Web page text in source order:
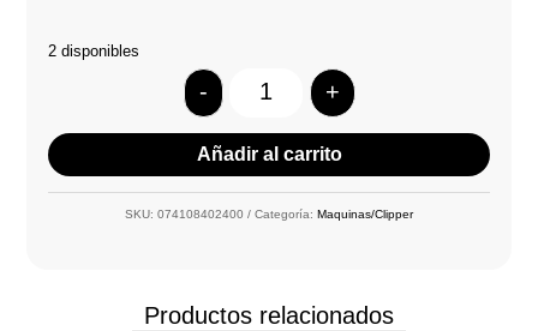
2 disponibles
Quantity
- +
Añadir al carrito
SKU: 074108402400 Categoría: Maquinas/Clipper
Productos relacionados